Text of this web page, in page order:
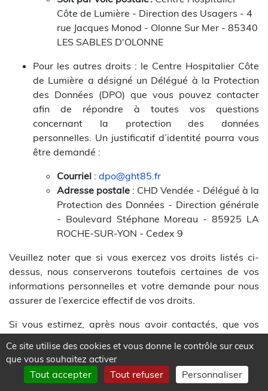
Côte de Lumière - Direction des Usagers - 4
rue Jacques Monod - Olonne Sur Mer - 85340
LES SABLES D'OLONNE
Pour les autres droits : le Centre Hospitalier Côte
de Lumière a désigné un Délégué à la Protection
des Données (DPO) que vous pouvez contacter
afin de répondre à toutes vos questions
concernant la protection des données
personnelles. Un justificatif d’identité pourra vous
être demandé :
Courriel : dpo@ght85.fr
Adresse postale : CHD Vendée - Délégué à la
Protection des Données - Direction générale
- Boulevard Stéphane Moreau - 85925 LA
ROCHE-SUR-YON - Cedex 9
Veuillez noter que si vous exercez vos droits listés ci-
dessus, nous conserverons toutefois certaines de vos
informations personnelles et votre demande pour nous
assurer de l’exercice effectif de vos droits.
Si vous estimez, après nous avoir contactés, que vos
que vos données ne sont pas traitées conformément à
la réglementation relative aux données personnelles,
vous pouvez adresser une réclamation auprès de la
Ce site utilise des cookies et vous donne le contrôle sur ceux
que vous souhaitez activer
Tout accepter Tout refuser Personnaliser